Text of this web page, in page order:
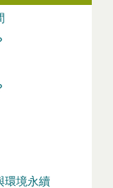
環境永續